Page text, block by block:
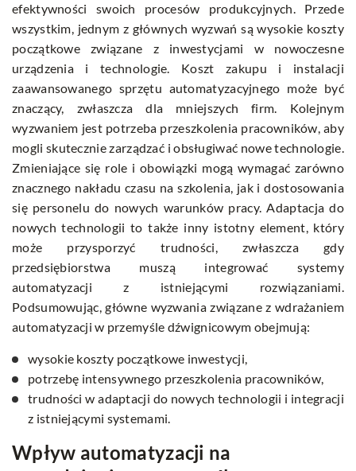
efektywności swoich procesów produkcyjnych. Przede
wszystkim, jednym z głównych wyzwań są wysokie koszty
początkowe związane z inwestycjami w nowoczesne
urządzenia i technologie. Koszt zakupu i instalacji
zaawansowanego sprzętu automatyzacyjnego może być
znaczący, zwłaszcza dla mniejszych firm. Kolejnym
wyzwaniem jest potrzeba przeszkolenia pracowników, aby
mogli skutecznie zarządzać i obsługiwać nowe technologie.
Zmieniające się role i obowiązki mogą wymagać zarówno
znacznego nakładu czasu na szkolenia, jak i dostosowania
się personelu do nowych warunków pracy. Adaptacja do
nowych technologii to także inny istotny element, który
może przysporzyć trudności, zwłaszcza gdy
przedsiębiorstwa muszą integrować systemy
automatyzacji z istniejącymi rozwiązaniami.
Podsumowując, główne wyzwania związane z wdrażaniem
automatyzacji w przemyśle dźwignicowym obejmują:
wysokie koszty początkowe inwestycji,
potrzebę intensywnego przeszkolenia pracowników,
trudności w adaptacji do nowych technologii i integracji
z istniejącymi systemami.
Wpływ automatyzacji na